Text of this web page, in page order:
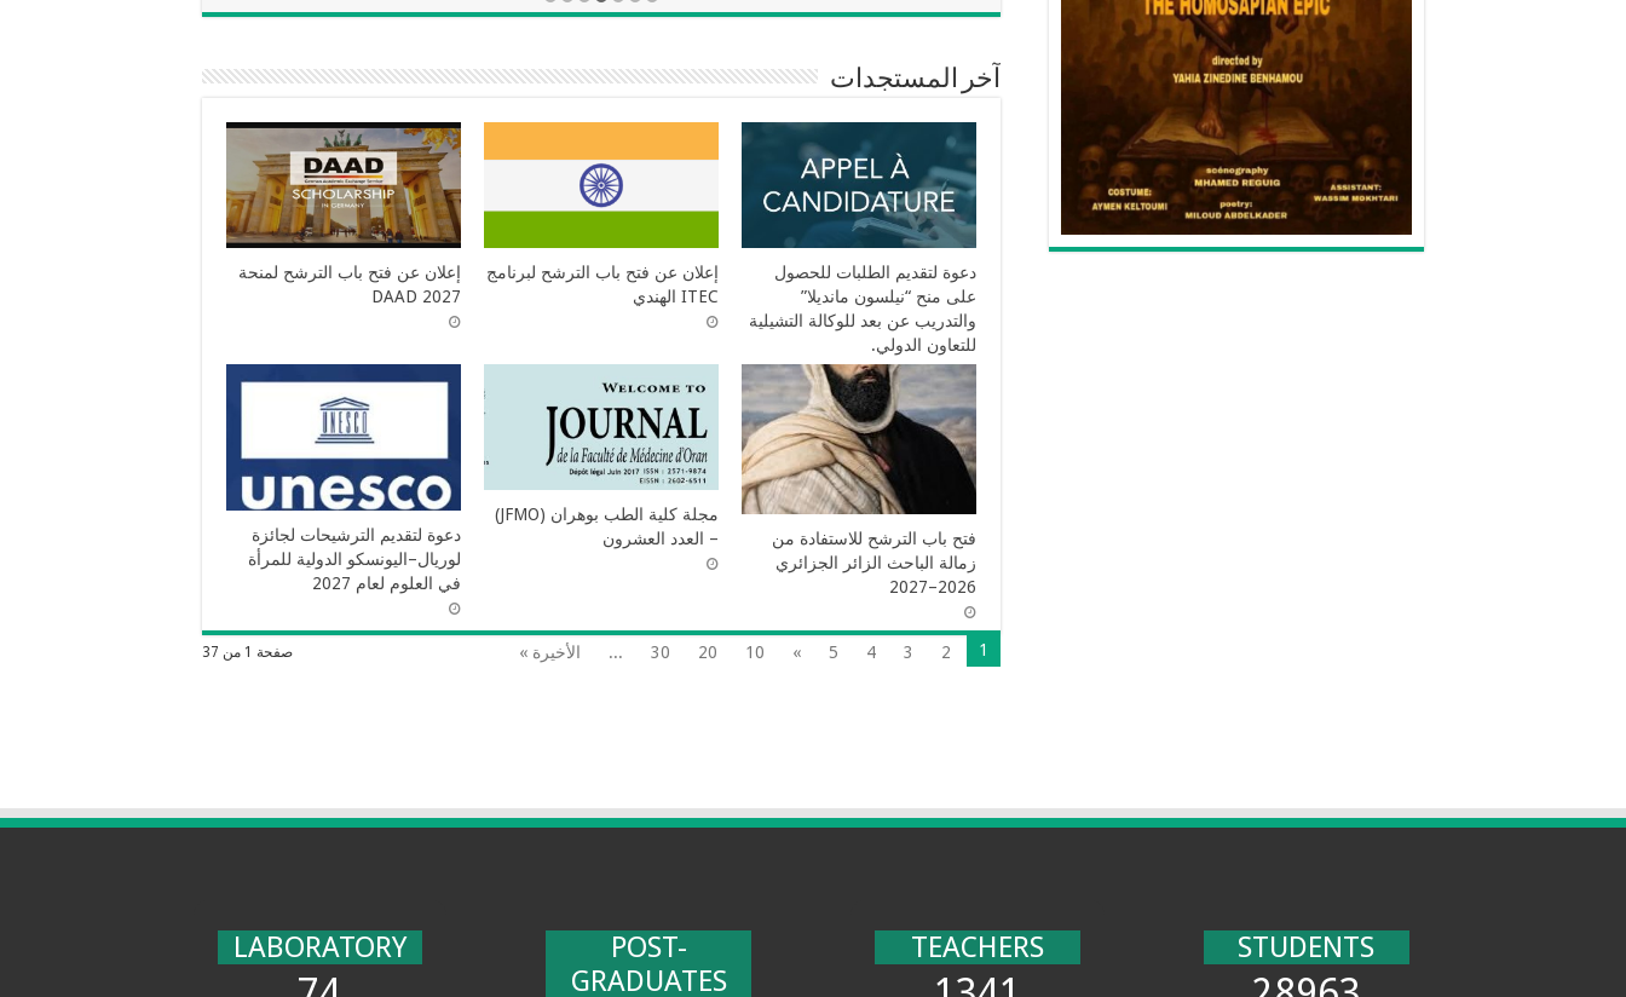
آخر المستجدات
دعوة لتقديم الطلبات للحصول
على منح “نيلسون مانديلا”
والتدريب عن بعد للوكالة التشيلية
للتعاون الدولي.
إعلان عن فتح باب الترشح لبرنامج
ITEC الهندي
إعلان عن فتح باب الترشح لمنحة
DAAD 2027
فتح باب الترشح للاستفادة من
زمالة الباحث الزائر الجزائري
2026–2027
مجلة كلية الطب بوهران (JFMO)
– العدد العشرون
دعوة لتقديم الترشيحات لجائزة
لوريال–اليونسكو الدولية للمرأة
في العلوم لعام 2027
صفحة 1 من 37 1
2
3
4
5
»
10
20
30
... الأخيرة »
STUDENTS
TEACHERS
POST-
GRADUATES
LABORATORY